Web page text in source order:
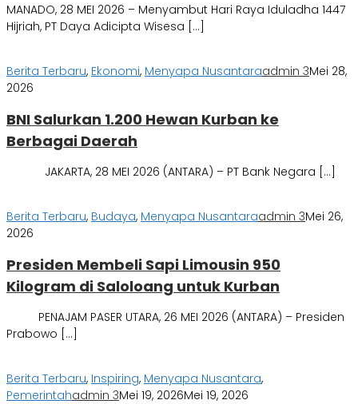
MANADO, 28 MEI 2026 – Menyambut Hari Raya Iduladha 1447
Hijriah, PT Daya Adicipta Wisesa […]
Berita Terbaru, Ekonomi, Menyapa Nusantaraadmin 3Mei 28,
2026
BNI Salurkan 1.200 Hewan Kurban ke
Berbagai Daerah
JAKARTA, 28 MEI 2026 (ANTARA) – PT Bank Negara […]
Berita Terbaru, Budaya, Menyapa Nusantaraadmin 3Mei 26,
2026
Presiden Membeli Sapi Limousin 950
Kilogram di Saloloang untuk Kurban
PENAJAM PASER UTARA, 26 MEI 2026 (ANTARA) – Presiden
Prabowo […]
Berita Terbaru, Inspiring, Menyapa Nusantara,
Pemerintahadmin 3Mei 19, 2026Mei 19, 2026